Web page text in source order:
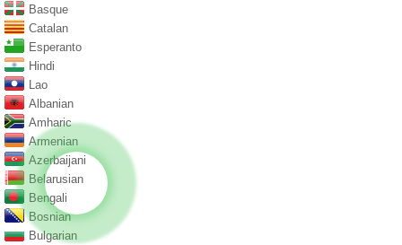
Basque
Catalan
Esperanto
Hindi
Lao
Albanian
Amharic
Armenian
Azerbaijani
Belarusian
Bengali
Bosnian
Bulgarian